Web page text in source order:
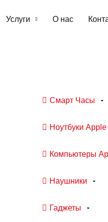
Услуги О нас
Смарт Часы
Ноутбуки Apple
Компьютеры
Наушники
Гаджеты